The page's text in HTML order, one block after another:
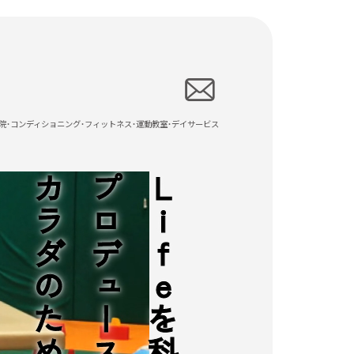
・コンディショニング・フィットネス・運動教室・デイサービス